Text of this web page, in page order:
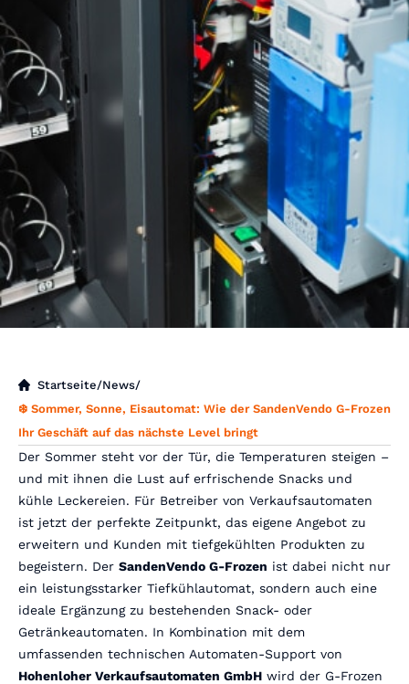
Startseite/News/
❄️ Sommer, Sonne, Eisautomat: Wie der SandenVendo G-Frozen
Ihr Geschäft auf das nächste Level bringt
Der Sommer steht vor der Tür, die Temperaturen steigen –
und mit ihnen die Lust auf erfrischende Snacks und
kühle Leckereien. Für Betreiber von Verkaufsautomaten
ist jetzt der perfekte Zeitpunkt, das eigene Angebot zu
erweitern und Kunden mit tiefgekühlten Produkten zu
begeistern. Der SandenVendo G-Frozen ist dabei nicht nur
ein leistungsstarker Tiefkühlautomat, sondern auch eine
ideale Ergänzung zu bestehenden Snack- oder
Getränkeautomaten. In Kombination mit dem
umfassenden technischen Automaten-Support von
Hohenloher Verkaufsautomaten GmbH wird der G-Frozen